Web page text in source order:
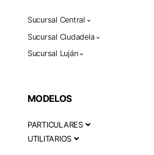
Sucursal Central
Sucursal Ciudadela
Sucursal Luján
MODELOS
PARTICULARES
UTILITARIOS